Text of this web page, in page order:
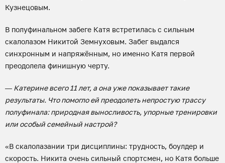
Кузнецовым.
В полуфинальном забеге Катя встретилась с сильным
скалолазом Никитой Земнуховым. Забег выдался
синхронным и напряжённым, но именно Катя первой
преодолела финишную черту.
— Катерине всего 11 лет, а она уже показывает такие
результаты. Что помогло ей преодолеть непростую трассу
полуфинала: природная выносливость, упорные тренировки
или особый семейный настрой?
«В скалолазании три дисциплины: трудность, боулдер и
скорость. Никита очень сильный спортсмен, но Катя больше